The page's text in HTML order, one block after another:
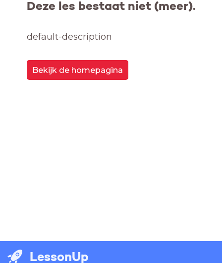
Deze les bestaat niet (meer).
default-description
Bekijk de homepagina
LessonUp